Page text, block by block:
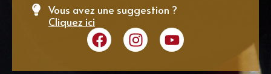
Vous avez une suggestion ?
Cliquez ici